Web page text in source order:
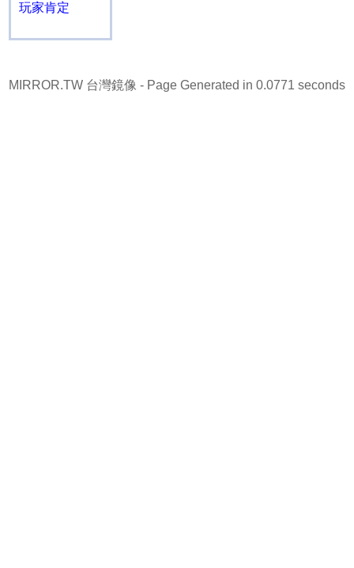
玩家肯定
MIRROR.TW 台灣鏡像 - Page Generated in 0.0771 seconds